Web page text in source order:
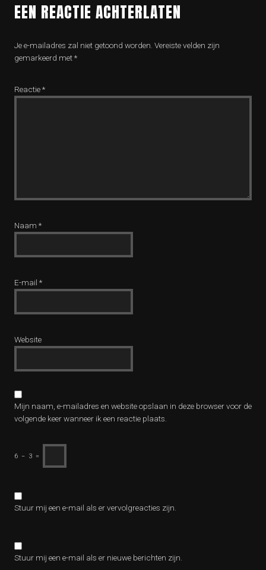
EEN REACTIE ACHTERLATEN
Je e-mailadres zal niet getoond worden. Vereiste velden zijn
gemarkeerd met*
Reactie*
Naam *
E-mail *
Website
Mijn naam, e-mailadres en website opslaan in deze browser voor de
volgende keer wanneer ik een reactie plaats.
6 − 3 =
Stuur mij een e-mail als er vervolgreacties zijn.
Stuur mij een e-mail als er nieuwe berichten zijn.